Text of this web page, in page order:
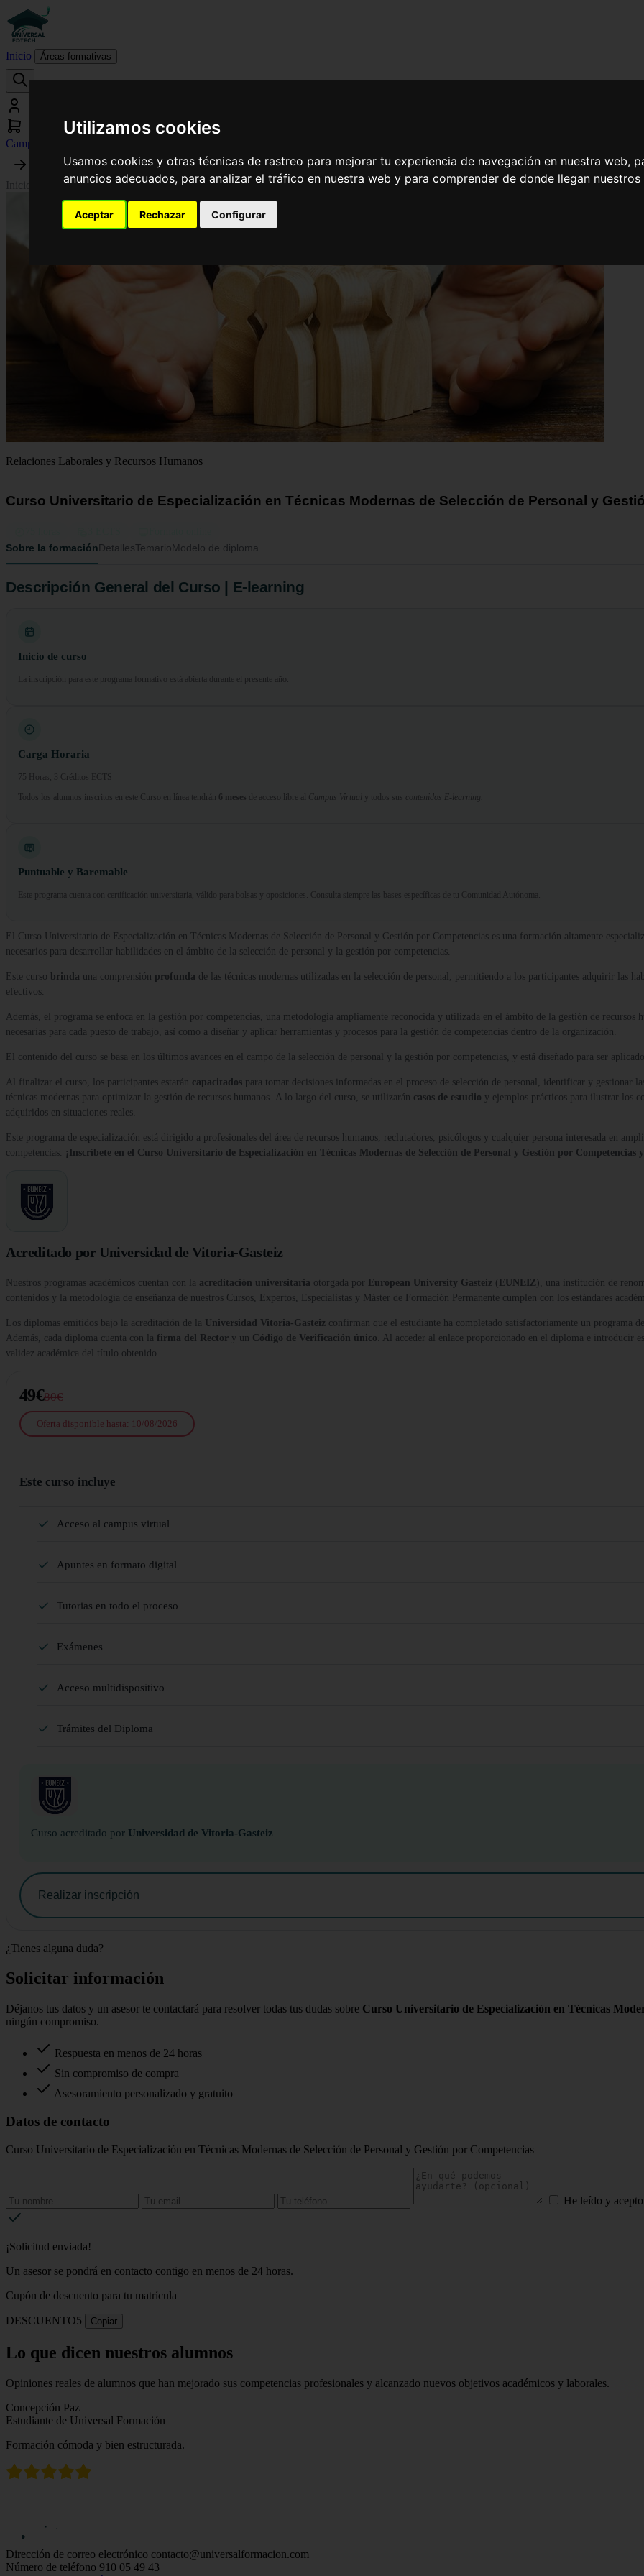
Utilizamos cookies
Usamos cookies y otras técnicas de rastreo para mejorar tu experiencia de navegación en nuestra web,
anuncios adecuados, para analizar el tráfico en nuestra web y para comprender de donde llegan
Aceptar Rechazar Configurar
Inicio Áreas formativas
Campus virtual
Inicio Relaciones Laborales y Recursos Humanos›Curso Universitario de Especialización en Técnicas Modernas de Selección de Personal
Relaciones Laborales y Recursos Humanos
Curso Universitario de Especialización en Técnicas Modernas de Selección de Personal y
Sobre la formaciónDetallesTemarioModelo de diploma
Descripción General del Curso | E-learning
Inicio de curso
La inscripción para este programa formativo está abierta durante el presente año.
Carga Horaria
75 Horas, 3 Créditos ECTS
Todos los alumnos inscritos en este Curso en línea tendrán 6 meses de acceso libre al Campus Virtual y todos sus contenidos E-learning.
Puntuable y Baremable
Este programa cuenta con certificación universitaria, válido para bolsas y oposiciones. Consulta siempre las bases específicas de tu Comunidad Autónoma.
El Curso Universitario de Especialización en Técnicas Modernas de Selección de Personal y Gestión por Competencias es una formación altamente
necesarios para desarrollar habilidades en el ámbito de la selección de personal y la gestión por competencias.
Este curso brinda una comprensión profunda de las técnicas modernas utilizadas en la selección de personal, permitiendo a los participantes adquirir las
efectivos.
Además, el programa se enfoca en la gestión por competencias, una metodología ampliamente reconocida y utilizada en el ámbito de la gestión de
necesarias para cada puesto de trabajo, así como a diseñar y aplicar herramientas y procesos para la gestión de competencias dentro de la organización.
El contenido del curso se basa en los últimos avances en el campo de la selección de personal y la gestión por competencias, y está diseñado para ser
Al finalizar el curso, los participantes estarán capacitados para tomar decisiones informadas en el proceso de selección de personal, identificar y
técnicas modernas para optimizar la gestión de recursos humanos. A lo largo del curso, se utilizarán casos de estudio y ejemplos prácticos para ilustrar los
adquiridos en situaciones reales.
Este programa de especialización está dirigido a profesionales del área de recursos humanos, reclutadores, psicólogos y cualquier persona interesada en
competencias. ¡Inscríbete en el Curso Universitario de Especialización en Técnicas Modernas de Selección de Personal y Gestión por
Acreditado por Universidad de Vitoria-Gasteiz
Nuestros programas académicos cuentan con la acreditación universitaria otorgada por European University Gasteiz ( EUNEIZ ), una institución de
contenidos y la metodología de enseñanza de nuestros Cursos, Expertos, Especialistas y Máster de Formación Permanente cumplen con los estándares
Los diplomas emitidos bajo la acreditación de la Universidad Vitoria-Gasteiz confirman que el estudiante ha completado satisfactoriamente un programa
Además, cada diploma cuenta con la firma del Rector y un Código de Verificación único. Al acceder al enlace proporcionado en el diploma e introducir
validez académica del título obtenido.
49€80€
Oferta disponible hasta: 10/08/2026
Este curso incluye
Acceso al campus virtual
Apuntes en formato digital
Tutorias en todo el proceso
Exámenes
Acceso multidispositivo
Trámites del Diploma
Curso acreditado por Universidad de Vitoria-Gasteiz
Realizar inscripción
¿Tienes alguna duda?
Solicitar información
Déjanos tus datos y un asesor te contactará para resolver todas tus dudas sobre Curso Universitario de Especialización en Técnicas
ningún compromiso.
Respuesta en menos de 24 horas
Sin compromiso de compra
Asesoramiento personalizado y gratuito
Datos de contacto
Curso Universitario de Especialización en Técnicas Modernas de Selección de Personal y Gestión por Competencias
He leído y
¡Solicitud enviada!
Un asesor se pondrá en contacto contigo en menos de 24 horas.
Cupón de descuento para tu matrícula
DESCUENTO5 Copiar
Lo que dicen nuestros alumnos
Opiniones reales de alumnos que han mejorado sus competencias profesionales y alcanzado nuevos objetivos académicos y laborales.
Concepción Paz
Estudiante de Universal Formación
Formación cómoda y bien estructurada.
Dirección de correo electrónico contacto@universalformacion.com
Número de teléfono 910 05 49 43